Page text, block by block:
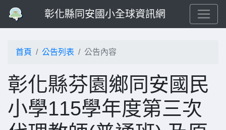
彰化縣同安國小全球資訊網
首頁 公告列表 公告內容
彰化縣芬園鄉同安國民
小學115學年度第三次